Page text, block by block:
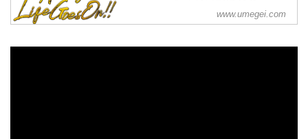
モーリー・イェストン生誕80周年記念コ
ンサート『Life's A Joy! Life Goes On!!』
www.umegei.com